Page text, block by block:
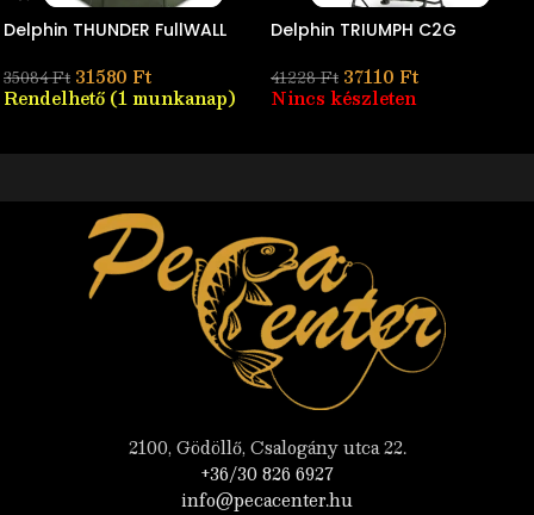
Delphin THUNDER FullWALL
35084Ft 31580 Ft
Rendelhető (1 munkanap)
Delphin TRIUMPH C2G
41228Ft 37110 Ft
Nincs készleten
2100, Gödöllő, Csalogány utca 22.
+36/30 826 6927
info@pecacenter.hu